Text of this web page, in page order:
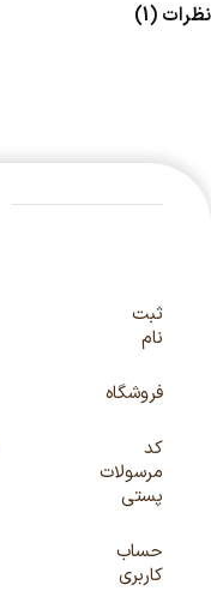
نظرات (1)
ثبت
نام
فروشگاه
کد
مرسولات
پستی
حساب
کاربری